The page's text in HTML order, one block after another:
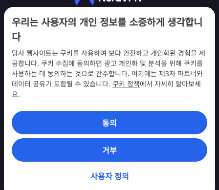
우리는 사용자의 개인 정보를 소중하게 생각합니
다
당사 웹사이트는 쿠키를 사용하여 보다 안전하고 개인화된 경험을 제
공합니다. 쿠키 수집에 동의하면 광고 개인화 및 분석을 위해 쿠키를
사용하는 데 동의하는 것으로 간주합니다. 여기에는 제3자 파트너와
데이터 공유가 포함될 수 있습니다. 쿠키 정책에서 자세히 알아보세
요.
동의
거부
사용자 정의
NordVPN
참여
지원
찾아보기
VPN 앱
© 2026 Nord Security. All Rights Reserved (모든 권리 보유)